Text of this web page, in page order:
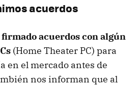
acuerdos
acuerdos con algún
(Home Theater PC) para
en el mercado antes de
nos informan que al